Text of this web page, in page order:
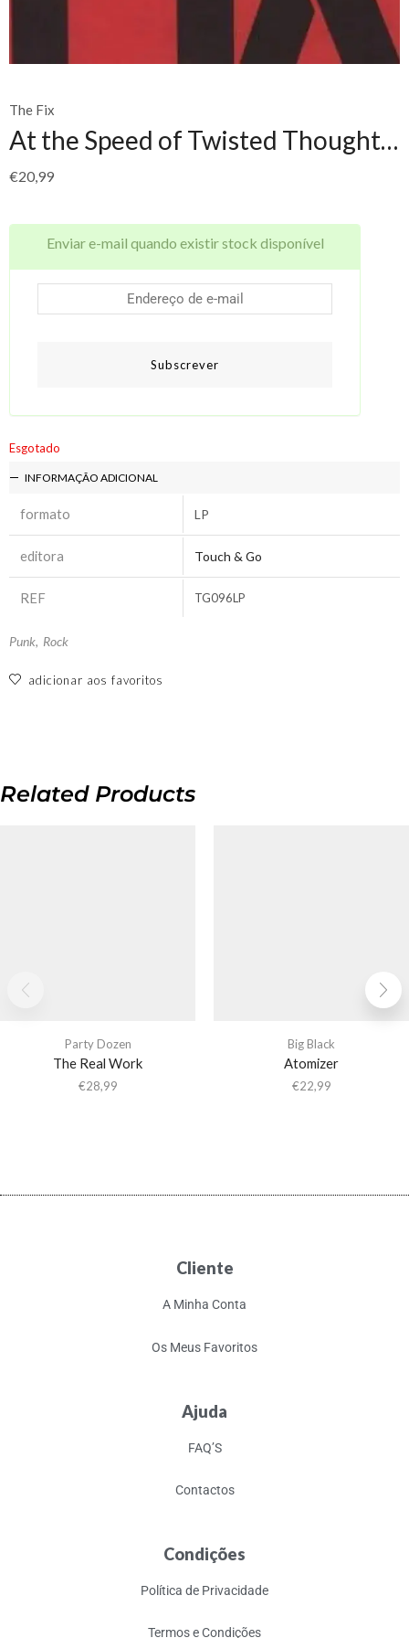
The Fix
At the Speed of Twisted Thought…
€20,99
Enviar e-mail quando existir stock disponível
Subscrever
Esgotado
INFORMAÇÃO ADICIONAL
formato LP
editora Touch & Go
REF TG096LP
Punk, Rock
adicionar aos favoritos
Related Products
Party Dozen
The Real Work
€28,99
Big Black
Atomizer
€22,99
Cliente
A Minha Conta
Os Meus Favoritos
Ajuda
FAQ’S
Contactos
Condições
Política de Privacidade
Termos e Condições